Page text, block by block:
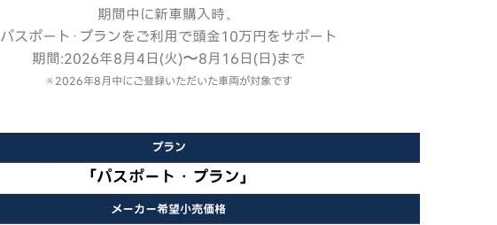
期間中に新車購入時、
パスポート·プランをご利用で頭金10万円をサポート
期間:2026年8月4日(火)〜8月16日(日)まで
※2026年8月中にご登録いただいた車両が対象です
プラン
「パスポート・プラン」
メーカー希望小売価格